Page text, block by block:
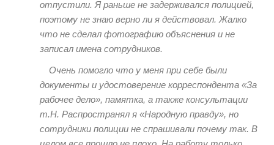
отпустили. Я раньше не задерживался полицией,
поэтому не знаю верно ли я действовал. Жалко
что не сделал фотографию объяснения и не
записал имена сотрудников.
Очень помогло что у меня при себе были
документы и удостоверение корреспондента «За
рабочее дело», памятка, а также консультации
т.Н. Распространял я «Народную правду», но
сотрудники полиции не спрашивали почему так. В